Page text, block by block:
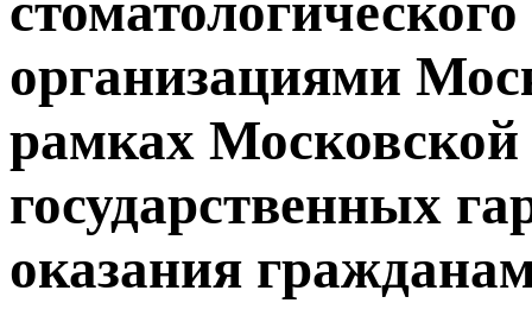
организациями
рамках
государственных
оказания